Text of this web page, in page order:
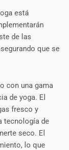
está
de las
que se
con una gama
de yoga. El
fresco y
tecnología de
seco. El
lo que